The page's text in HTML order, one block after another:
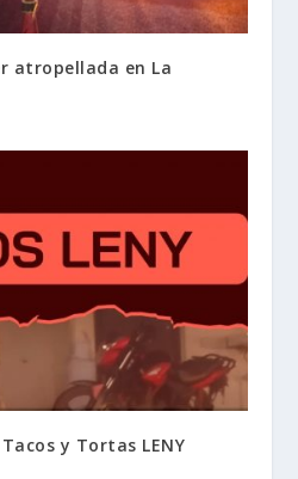
atropellada en La
y Tortas LENY